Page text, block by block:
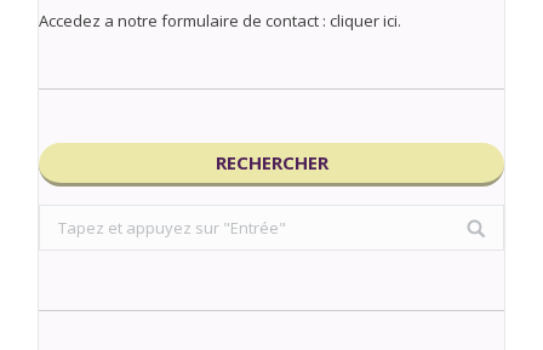
Accedez a notre formulaire de contact : cliquer ici.
RECHERCHER
Search: